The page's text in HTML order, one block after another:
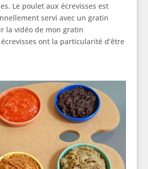
Le poulet aux écrevisses est
servi avec un gratin
la vidéo de mon gratin
ont la particularité d’être